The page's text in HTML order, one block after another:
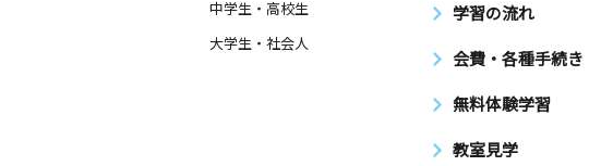
中学生・高校生
大学生・社会人
学習の流れ
会費・各種手続き
無料体験学習
教室見学